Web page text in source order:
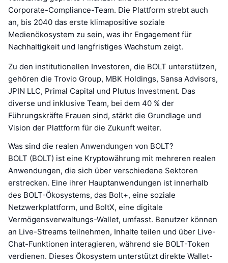
Corporate-Compliance-Team. Die Plattform strebt auch
an, bis 2040 das erste klimapositive soziale
Medienökosystem zu sein, was ihr Engagement für
Nachhaltigkeit und langfristiges Wachstum zeigt.
Zu den institutionellen Investoren, die BOLT unterstützen,
gehören die Trovio Group, MBK Holdings, Sansa Advisors,
JPIN LLC, Primal Capital und Plutus Investment. Das
diverse und inklusive Team, bei dem 40 % der
Führungskräfte Frauen sind, stärkt die Grundlage und
Vision der Plattform für die Zukunft weiter.
Was sind die realen Anwendungen von BOLT?
BOLT (BOLT) ist eine Kryptowährung mit mehreren realen
Anwendungen, die sich über verschiedene Sektoren
erstrecken. Eine ihrer Hauptanwendungen ist innerhalb
des BOLT-Ökosystems, das Bolt+, eine soziale
Netzwerkplattform, und BoltX, eine digitale
Vermögensverwaltungs-Wallet, umfasst. Benutzer können
an Live-Streams teilnehmen, Inhalte teilen und über Live-
Chat-Funktionen interagieren, während sie BOLT-Token
verdienen. Dieses Ökosystem unterstützt direkte Wallet-